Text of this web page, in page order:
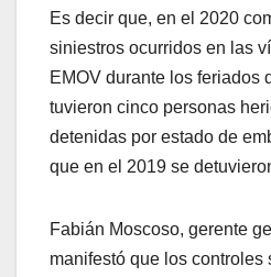
Es decir que, en el 2020
siniestros ocurridos en las
EMOV durante los feriados
tuvieron cinco personas
detenidas por estado de
que en el 2019 se
Fabián Moscoso, gerente
manifestó que los controles